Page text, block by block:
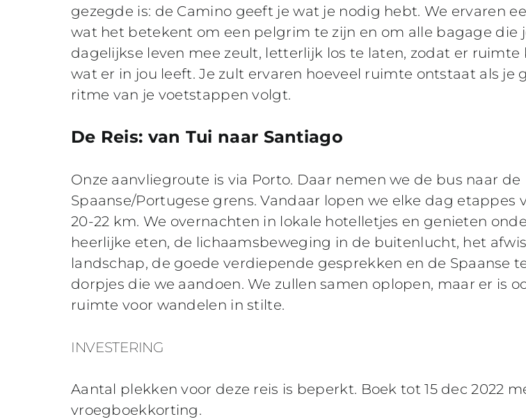
gezegde is: de Camino geeft je wat je nodig hebt. We ervaren
wat het betekent om een pelgrim te zijn en om alle bagage die
dagelijkse leven mee zeult, letterlijk los te laten, zodat er
wat er in jou leeft. Je zult ervaren hoeveel ruimte ontstaat als je
ritme van je voetstappen volgt.
De Reis: van Tui naar Santiago
Onze aanvliegroute is via Porto. Daar nemen we de bus naar de
Spaanse/Portugese grens. Vandaar lopen we elke dag etappes
20-22 km. We overnachten in lokale hotelletjes en genieten
heerlijke eten, de lichaamsbeweging in de buitenlucht, het
landschap, de goede verdiepende gesprekken en de Spaanse
dorpjes die we aandoen. We zullen samen oplopen, maar er is
ruimte voor wandelen in stilte.
INVESTERING
Aantal plekken voor deze reis is beperkt. Boek tot 15 dec 2022
vroegboekkorting.